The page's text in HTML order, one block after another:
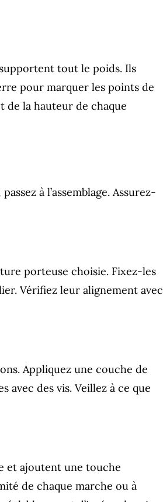
tout le poids. Ils
pour marquer les points de
de la hauteur de chaque
à l’assemblage. Assurez-
porteuse choisie. Fixez-les
Vérifiez leur alignement avec
Appliquez une couche de
avec des vis. Veillez à ce que
et ajoutent une touche
de chaque marche ou à